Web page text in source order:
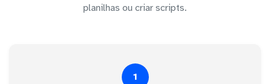
planilhas ou criar scripts.
1